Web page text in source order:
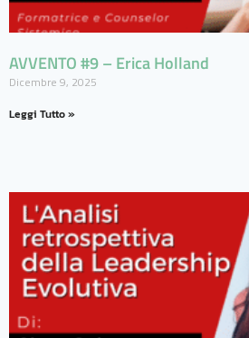
AVVENTO #9 – Erica Holland
Dicembre 9, 2025
Leggi Tutto »